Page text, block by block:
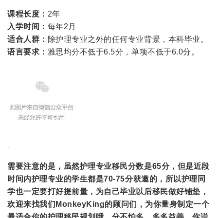
课程长度： 2年
入学时间： 每年2月
适合人群： 除护理专业之外的任何专业背景，本科毕业。
语言要求： 雅思均分不低于6.5分，单项不低于6.0分。
需要注意的是，虽然护理专业移民分数是65分，但是近段
时间内护理专业的学生都是70-75分获邀的，所以护理同
学也一定要打好提前量，为自己毕业以后移民做好铺垫，
欢迎来找我们MonkeyKing的顾问们，为你量身制定一个